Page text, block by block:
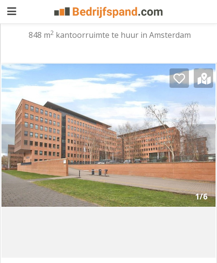
aanbieden
Pand
zoeken
Waarom
adverteren
Premium
adverteren
Blog
Registreren
Login
848 m2kantoorruimte te huur in Amsterdam
1/6